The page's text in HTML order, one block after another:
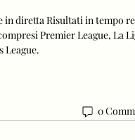
diretta Risultati in tempo
Premier League, La
League.
0